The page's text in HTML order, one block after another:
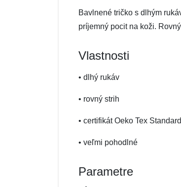
Bavlnené tričko s dlhým
príjemný pocit na koži.
Vlastnosti
• dlhý rukáv
• rovný strih
• certifikát Oeko Tex
• veľmi pohodlné
Parametre